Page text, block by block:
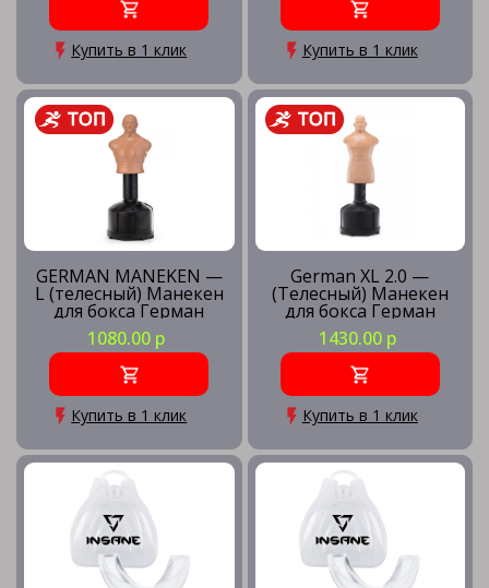
Кимоно
Манекены для отработки
Наборы для бокса
Накладки для каратэ
Обувь для единоборств
Одежда для единоборств
Купить в 1 клик Купить в 1 клик
GERMAN MANEKEN —
L (телесный) Манекен
для бокса Герман
1080.00 р
Купить в 1 клик
German XL 2.0 —
(Телесный) Манекен
для бокса Герман
1430.00 р
Купить в 1 клик